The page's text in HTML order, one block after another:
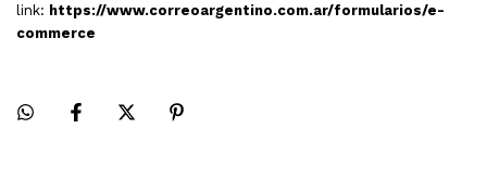
link: https://www.correoargentino.com.ar/formularios/e-
commerce